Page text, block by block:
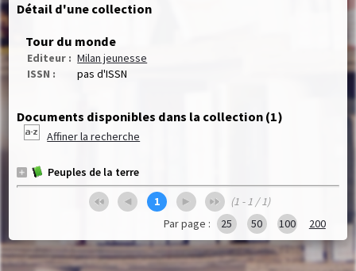
Détail d'une collection
Tour du monde
Editeur : Milan jeunesse
ISSN :
pas d'ISSN
Documents disponibles dans la collection (1)
Affiner la recherche
Peuples de la terre
1
(1 - 1 / 1)
Par page :
25 50 100 200